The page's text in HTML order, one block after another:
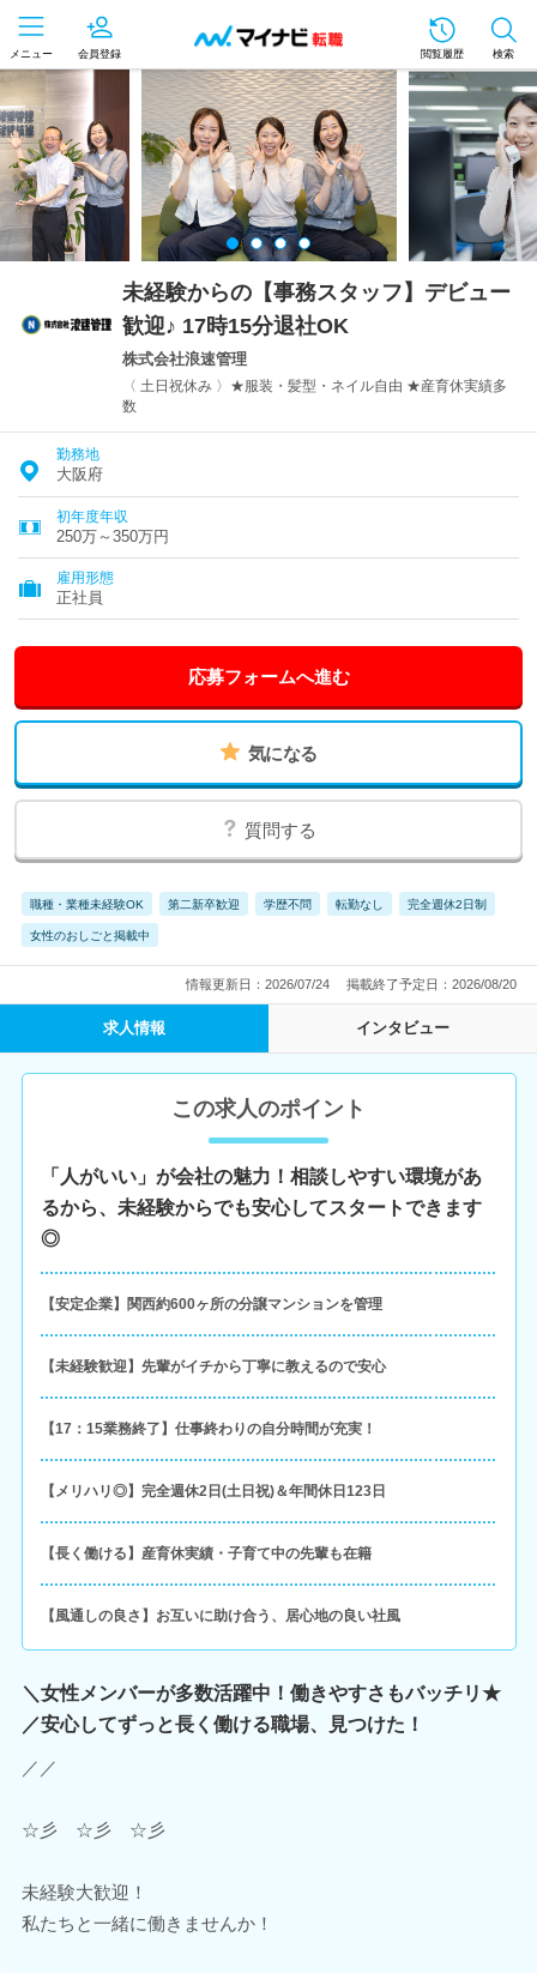
メニュー 会員登録 閲覧履歴 検索
未経験からの【事務スタッフ】デビュー
歓迎♪ 17時15分退社OK
株式会社浪速管理
〈 土日祝休み 〉★服装・髪型・ネイル自由 ★産育休実績多
数
勤務地
大阪府
初年度年収
250万～350万円
雇用形態
正社員
応募フォームへ進む
気になる
質問する
職種・業種未経験OK 第二新卒歓迎 学歴不問 転勤なし 完全週休2日制
女性のおしごと掲載中
情報更新日：2026/07/24 掲載終了予定日：2026/08/20
求人情報 インタビュー
この求人のポイント
「人がいい」が会社の魅力！相談しやすい環境があ
るから、未経験からでも安心してスタートできます
◎
【安定企業】関西約600ヶ所の分譲マンションを管理
【未経験歓迎】先輩がイチから丁寧に教えるので安心
【17：15業務終了】仕事終わりの自分時間が充実！
【メリハリ◎】完全週休2日(土日祝)＆年間休日123日
【長く働ける】産育休実績・子育て中の先輩も在籍
【風通しの良さ】お互いに助け合う、居心地の良い社風
＼女性メンバーが多数活躍中！働きやすさもバッチリ★
／安心してずっと長く働ける職場、見つけた！
／／
☆彡 ☆彡 ☆彡
未経験大歓迎！
私たちと一緒に働きませんか！